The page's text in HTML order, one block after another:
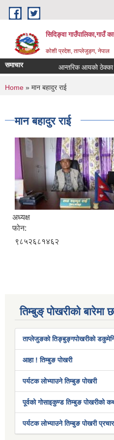
Skip to main content
सिदिङ्वा गाउँपालिका,गाउँ
कोशी प्रदेश, ताप्लेजुङ्ग, नेपाल
समाचार आन्तरिक आयको ठेक्का
You are here
Home » मान बहादुर राई
मान बहादुर राई
अध्यक्ष
फोन:
९८५२६८१४६२
तिम्बुङ् पोखरीको बारेमा
ताप्लेजुङको तिङ्बुङ्गपोखरीको
आहा ! तिम्बुङ पोखरी
पर्यटक लोभ्याउने तिम्बुङ पोखरी
पूर्वको गोसाइकुण्ड तिम्बुङ पोखरीको
पर्यटक लोभ्याउने तिम्बुङ पोखरी